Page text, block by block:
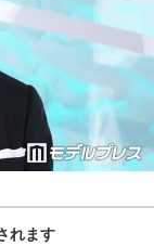
れます